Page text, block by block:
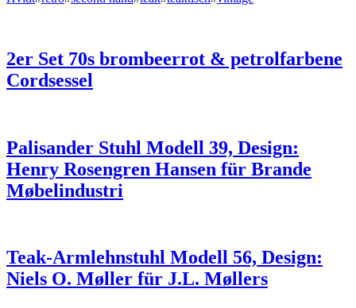
2er Set 70s brombeerrot & petrolfarbene
Cordsessel
Palisander Stuhl Modell 39, Design:
Henry Rosengren Hansen für Brande
Møbelindustri
Teak-Armlehnstuhl Modell 56, Design:
Niels O. Møller für J.L. Møllers